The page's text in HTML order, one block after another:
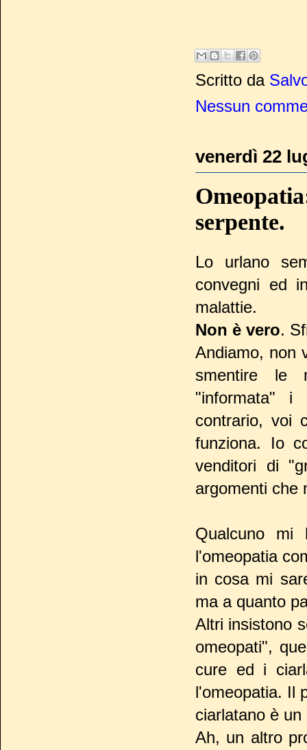
Scritto da
Nessun
venerdì 22
serpente.
Lo urlano
convegni ed
malattie.
Non è vero.
Andiamo, non
smentire le
"informata" i
contrario, voi
funziona. Io
venditori di
argomenti che
Qualcuno mi
l'omeopatia
in cosa mi
ma a quanto
Altri insistono
omeopati",
cure ed i
l'omeopatia. Il
ciarlatano è
Ah, un altro